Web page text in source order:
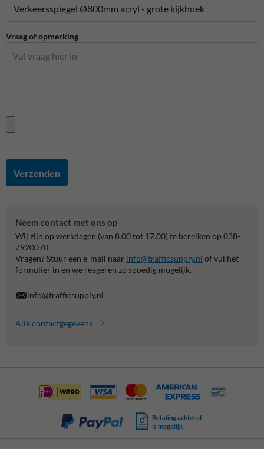
Vraag of opmerking
Verzenden
Neem contact met ons op
Wij zijn op werkdagen (van 8.00 tot 17.00) te bereiken op 038-
7920070.
Vragen? Stuur een e-mail naar info@trafficsupply.nl of vul het
formulier in en we reageren zo spoedig mogelijk.
info@trafficsupply.nl
Alle contactgegevens
Betaling achteraf
is mogelijk